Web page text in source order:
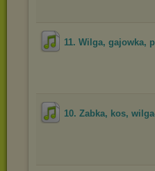
11. Wilga, gajowka,
10. Zabka, kos,